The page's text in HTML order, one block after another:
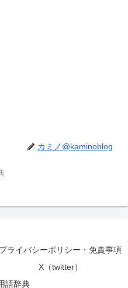
カミノ@kaminoblog
プライバシーポリシー・免責事項
X（twitter）
語辞典